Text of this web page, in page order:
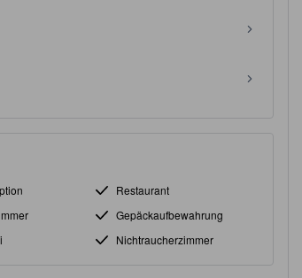
Restaurant
Gepäckaufbewahrung
Nichtraucherzimmer